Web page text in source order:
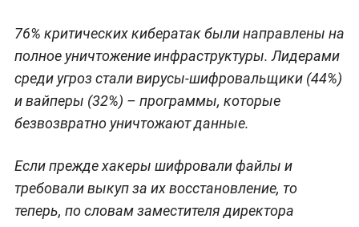
76% критических кибератак были направлены на
полное уничтожение инфраструктуры. Лидерами
среди угроз стали вирусы-шифровальщики (44%)
и вайперы (32%) – программы, которые
безвозвратно уничтожают данные.
Если прежде хакеры шифровали файлы и
требовали выкуп за их восстановление, то
теперь, по словам заместителя директора